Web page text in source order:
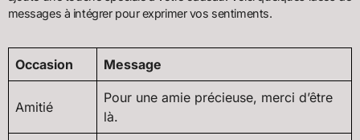
messages à intégrer pour exprimer vos sentiments.
Occasion Message
Amitié
Pour une amie précieuse, merci d’être
là.